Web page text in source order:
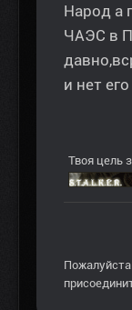
Народ а
ЧАЭС в
и нет его
Твоя цель
Пожалуйста